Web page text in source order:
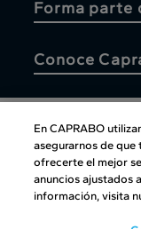
Forma parte
Conoce
En CAPRABO
asegurarnos de
ofrecerte el mejor
anuncios ajustados
información, visita